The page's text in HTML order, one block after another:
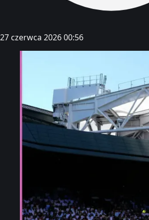
27 czerwca 2026 00:56